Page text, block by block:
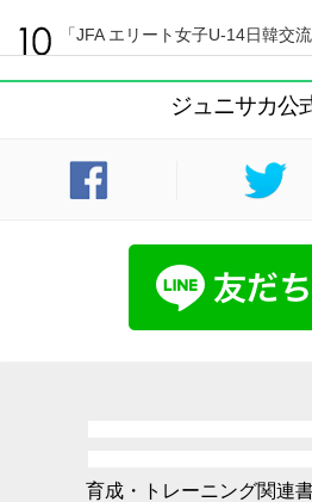
「JFA エリート女子U-14日韓交
ジュニサカ公
育成・トレーニング関連